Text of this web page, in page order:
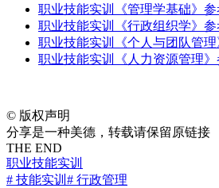
职业技能实训《管理学基础》参
职业技能实训《行政组织学》参
职业技能实训《个人与团队管
职业技能实训《人力资源管理
© 版权声明
分享是一种美德，转载请保留原链接
THE END
职业技能实训
# 技能实训 # 行政管理